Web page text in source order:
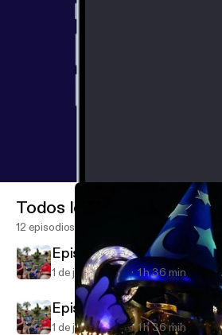
Todos los episodios
12 episodios
Episode 9
1 de jun de 2016 1 h 36 min
Episode 9
1 de jun de 2016 1 h 36 min